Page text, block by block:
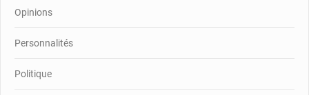
Opinions
Personnalités
Politique